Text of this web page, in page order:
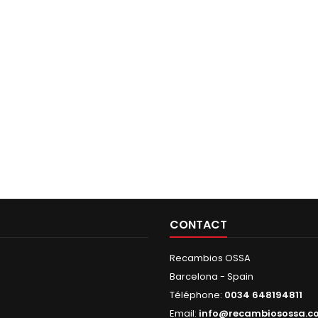
CONTACT
Recambios OSSA
Barcelona - Spain
Téléphone: 0034 648194811
Email: